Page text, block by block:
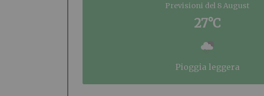
Previsioni del 8 August
27°C
pioggia leggera